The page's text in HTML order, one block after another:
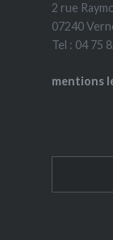
2 rue
07240
Tel : 04 75
mentions